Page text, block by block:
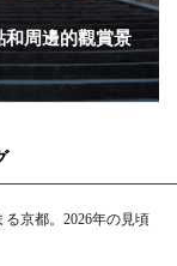
和周邊的觀賞景
京都。2026年の見頃